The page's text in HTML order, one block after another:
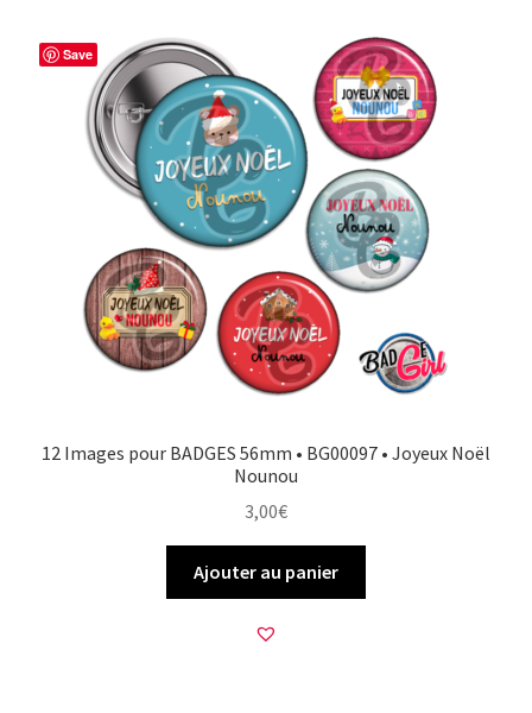
Save
12 Images pour BADGES 56mm • BG00097 • Joyeux Noël
Nounou
3,00€
Ajouter au panier